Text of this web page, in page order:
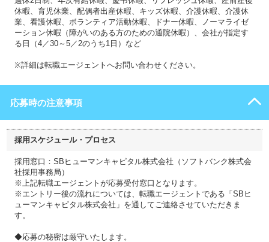
休暇、育児休業、配偶者出産休暇、キッズ休暇、介護休暇、介護休
業、看護休暇、ボランティア活動休暇、ドナー休暇、ノーマライゼ
ーション休暇（障がいのある方のための通院休暇）、会社が指定す
る日（4／30～5／2のうち1日）など
※詳細は転職エージェントへお問い合わせください。
応募時の注意事項
採用スケジュール・プロセス
採用窓口：SBヒューマンキャピタル株式会社（ソフトバンク株式会
社採用事務局）
※上記転職エージェントが応募受付窓口となります。
※エントリー後の流れについては、転職エージェントである「SBヒ
ューマンキャピタル株式会社」を通してご連絡させていただきま
す。
◆応募の秘密は厳守いたします。